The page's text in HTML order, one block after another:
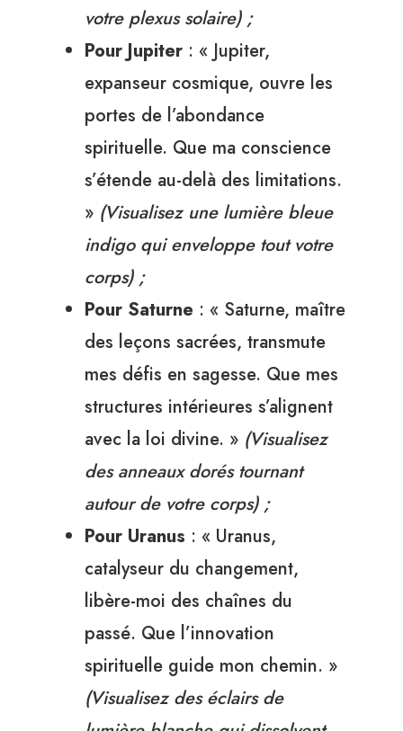
votre plexus solaire) ;
Pour Jupiter : « Jupiter,
expanseur cosmique, ouvre les
portes de l’abondance
spirituelle. Que ma conscience
s’étende au-delà des limitations.
» (Visualisez une lumière bleue
indigo qui enveloppe tout votre
corps) ;
Pour Saturne : « Saturne, maître
des leçons sacrées, transmute
mes défis en sagesse. Que mes
structures intérieures s’alignent
avec la loi divine. » (Visualisez
des anneaux dorés tournant
autour de votre corps) ;
Pour Uranus : « Uranus,
catalyseur du changement,
libère-moi des chaînes du
passé. Que l’innovation
spirituelle guide mon chemin. »
(Visualisez des éclairs de